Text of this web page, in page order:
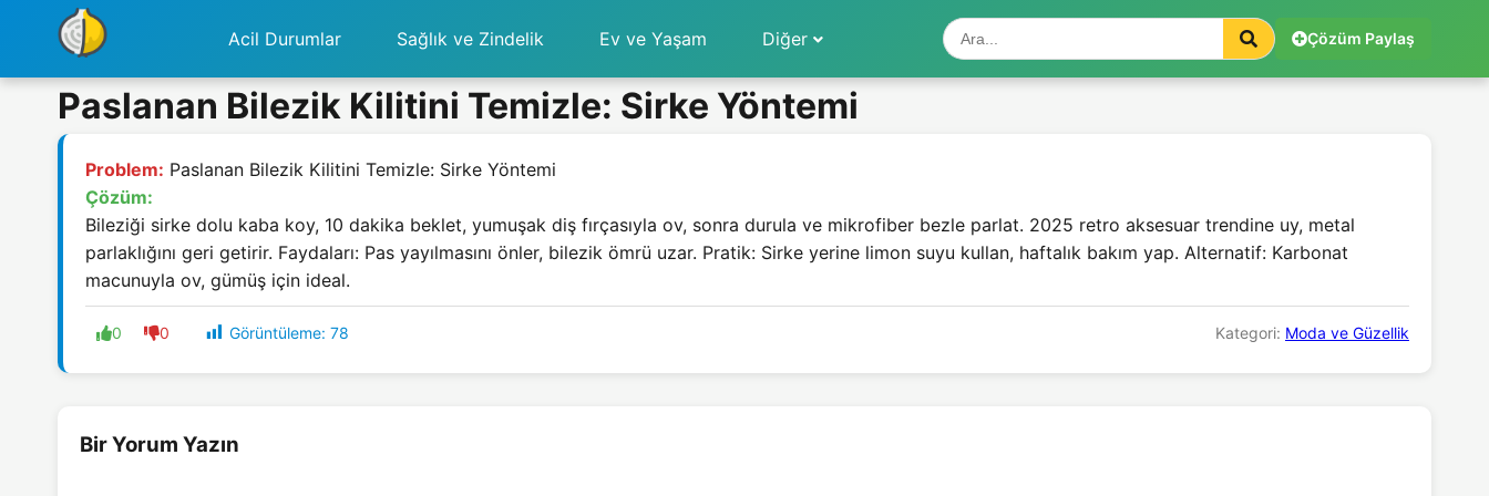
Acil Durumlar Sağlık ve Zindelik Ev ve Yaşam Diğer Çözüm Paylaş
Paslanan Bilezik Kilitini Temizle: Sirke Yöntemi
Problem: Paslanan Bilezik Kilitini Temizle: Sirke Yöntemi
Çözüm:
Bileziği sirke dolu kaba koy, 10 dakika beklet, yumuşak diş fırçasıyla ov, sonra durula ve mikrofiber bezle parlat. 2025 retro aksesuar trendine uy, metal
parlaklığını geri getirir. Faydaları: Pas yayılmasını önler, bilezik ömrü uzar. Pratik: Sirke yerine limon suyu kullan, haftalık bakım yap. Alternatif: Karbonat
macunuyla ov, gümüş için ideal.
0 0 Görüntüleme: 78 Kategori: Moda ve Güzellik
Bir Yorum Yazın